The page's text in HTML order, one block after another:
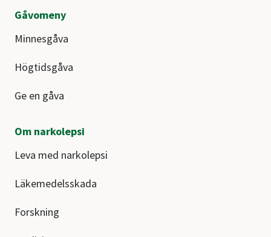
Gåvomeny
Minnesgåva
Högtidsgåva
Ge en gåva
Om narkolepsi
Leva med narkolepsi
Läkemedelsskada
Forskning